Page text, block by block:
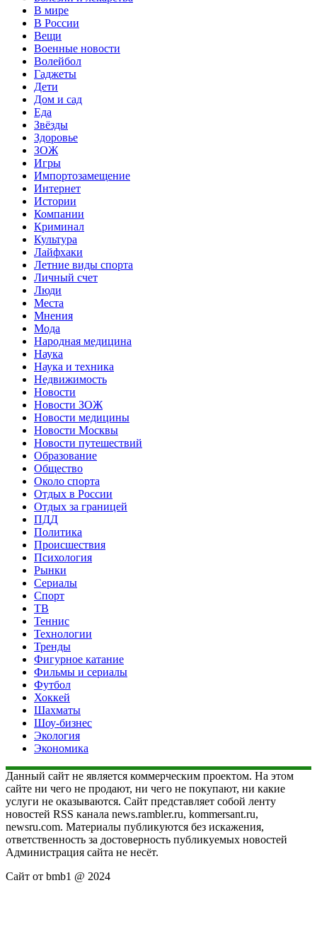
В мире
В России
Вещи
Военные новости
Волейбол
Гаджеты
Дети
Дом и сад
Еда
Звёзды
Здоровье
ЗОЖ
Игры
Импортозамещение
Интернет
Истории
Компании
Криминал
Культура
Лайфхаки
Летние виды спорта
Личный счет
Люди
Места
Мнения
Мода
Народная медицина
Наука
Наука и техника
Недвижимость
Новости
Новости ЗОЖ
Новости медицины
Новости Москвы
Новости путешествий
Образование
Общество
Около спорта
Отдых в России
Отдых за границей
ПДД
Политика
Происшествия
Психология
Рынки
Сериалы
Спорт
ТВ
Теннис
Технологии
Тренды
Фигурное катание
Фильмы и сериалы
Футбол
Хоккей
Шахматы
Шоу-бизнес
Экология
Экономика
Данный сайт не является коммерческим проектом. На этом
сайте ни чего не продают, ни чего не покупают, ни какие
услуги не оказываются. Сайт представляет собой ленту
новостей RSS канала news.rambler.ru, kommersant.ru,
newsru.com. Материалы публикуются без искажения,
ответственность за достоверность публикуемых новостей
Администрация сайта не несёт.
Сайт от bmb1 @ 2024